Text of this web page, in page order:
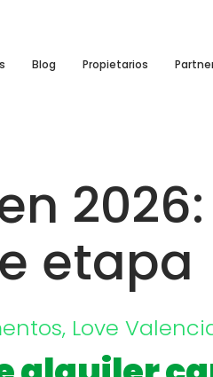
Blog Propietarios
etapa
, Love